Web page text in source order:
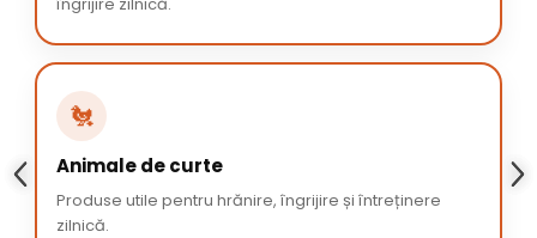
🐔
Animale de curte
Produse utile pentru hrănire, îngrijire și întreținere
zilnică.